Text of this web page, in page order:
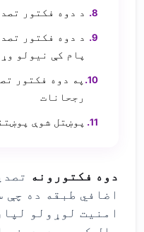
د دوه فکتور
د دوه فکتور
پام کې نیولو
په دوه فکتور
رجحانات
پوښتل شوې
دوه فکتورونه
اضافي طبقه ده چې
امنیت لوړولو